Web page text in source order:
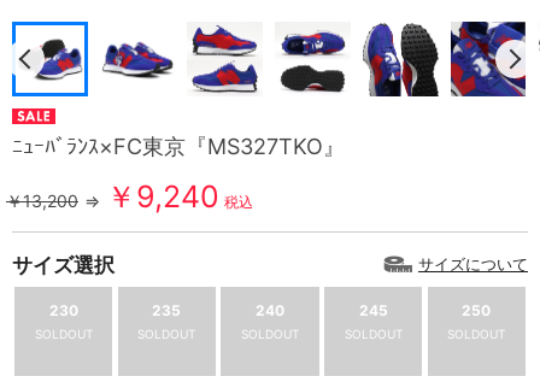
ﾆｭｰﾊﾞﾗﾝｽ×FC東京『MS327TKO』
￥13,200 ⇒ ￥9,240 税込
サイズ選択 サイズについて
230
SOLDOUT
235
SOLDOUT
240
SOLDOUT
245
SOLDOUT
250
SOLDOUT